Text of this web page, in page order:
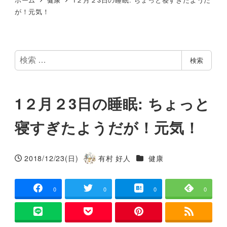
が！元気！
検
索
検索
1２月２3日の睡眠: ちょっと
寝すぎたようだが！元気！
投稿日
2018/12/23(日)
著
有村 好人 カテゴリー
健康
0 0 0 0